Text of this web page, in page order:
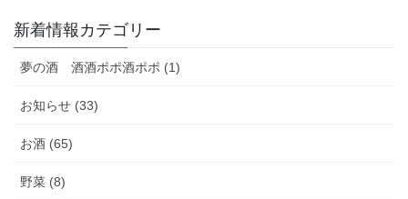
新着情報カテゴリー
夢の酒 酒酒ポポ酒ポポ (1)
お知らせ (33)
お酒 (65)
野菜 (8)